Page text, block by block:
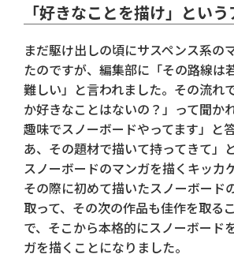
「好きなことを描け」とい
まだ駆け出しの頃にサスペンス系の
たのですが、編集部に「その路線は
難しい」と言われました。その流れ
か好きなことはないの？」って聞か
趣味でスノーボードやってます」と
あ、その題材で描いて持ってきて」
スノーボードのマンガを描くキッカ
その際に初めて描いたスノーボード
取って、その次の作品も佳作を取る
で、そこから本格的にスノーボード
ガを描くことになりました。